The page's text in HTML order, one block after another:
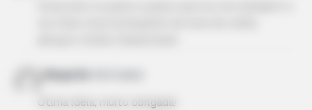
Ótima ideia, muito obrigada!